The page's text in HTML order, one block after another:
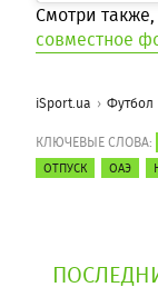
Смотри
совместное
iSport.ua Футбол
КЛЮЧЕВЫЕ СЛОВА:
ОТПУСК
ОАЭ